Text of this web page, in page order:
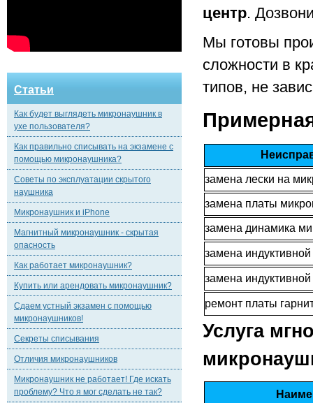
Статьи
Как будет выглядеть микронаушник в
ухе пользователя?
Как правильно списывать на экзамене с
помощью микронаушника?
Советы по эксплуатации скрытого
наушника
Микронаушник и iPhone
Магнитный микронаушник - скрытая
опасность
Как работает микронаушник?
Купить или арендовать микронаушник?
Сдаем устный экзамен с помощью
микронаушников!
Секреты списывания
Отличия микронаушников
Микронаушник не работает! Где искать
проблему? Что я мог сделать не так?
центр.
Мы готовы
сложности в
типов, не
замена лески на
замена платы
замена динамика
замена
замена
ремонт платы
Услуга